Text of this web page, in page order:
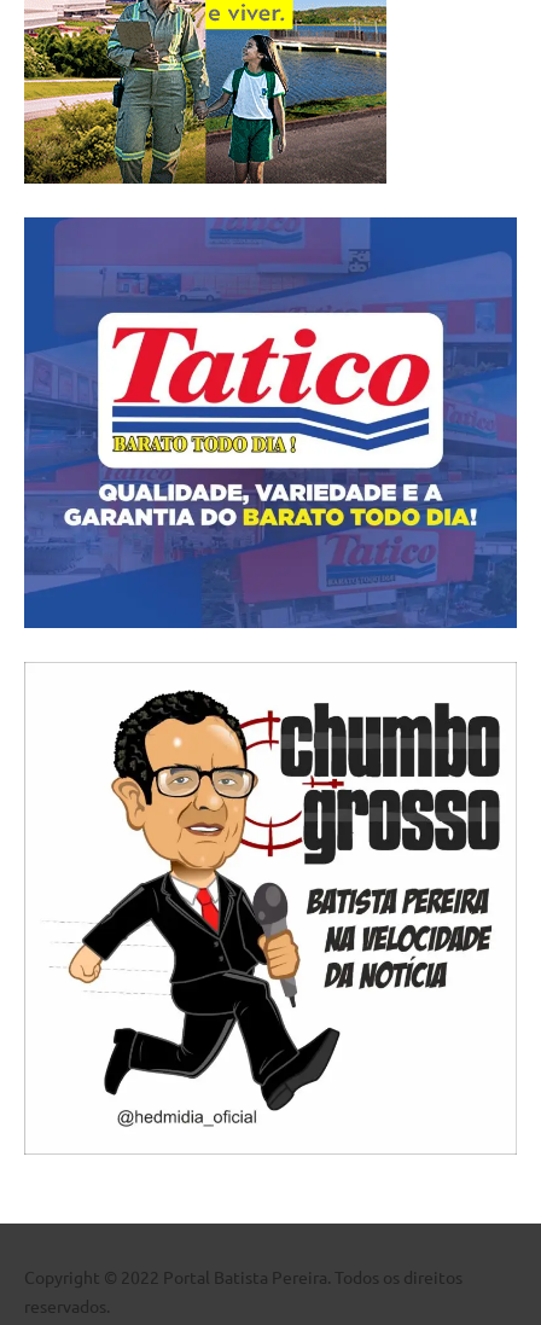
Copyright © 2022 Portal Batista Pereira. Todos os direitos
reservados.